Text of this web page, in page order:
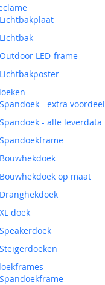
Lichtbakplaat
Lichtbak
Outdoor LED-frame
Lichtbakposter
Spandoek - extra voordeel
Spandoek - alle leverdata
Spandoekframe
Bouwhekdoek
Bouwhekdoek op maat
Dranghekdoek
XL doek
Speakerdoek
Steigerdoeken
Spandoekframe